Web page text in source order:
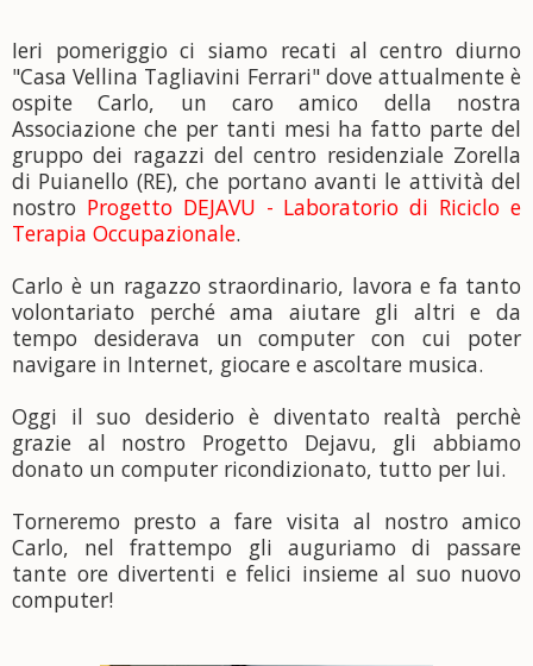
Ieri pomeriggio ci siamo recati al centro diurno
"Casa Vellina Tagliavini Ferrari" dove attualmente è
ospite Carlo, un caro amico della nostra
Associazione che per tanti mesi ha fatto parte del
gruppo dei ragazzi del centro residenziale Zorella
di Puianello (RE), che portano avanti le attività del
nostro Progetto DEJAVU - Laboratorio di Riciclo e
Terapia Occupazionale.
Carlo è un ragazzo straordinario, lavora e fa tanto
volontariato perché ama aiutare gli altri e da
tempo desiderava un computer con cui poter
navigare in Internet, giocare e ascoltare musica.
Oggi il suo desiderio è diventato realtà perchè
grazie al nostro Progetto Dejavu, gli abbiamo
donato un computer ricondizionato, tutto per lui.
Torneremo presto a fare visita al nostro amico
Carlo, nel frattempo gli auguriamo di passare
tante ore divertenti e felici insieme al suo nuovo
computer!